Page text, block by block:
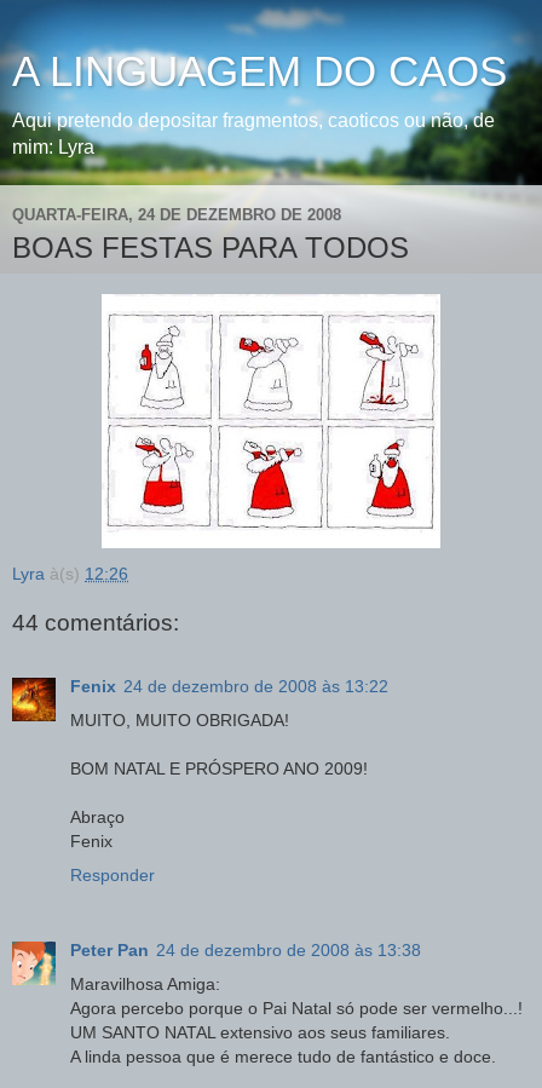
A LINGUAGEM DO CAOS
Aqui pretendo depositar fragmentos, caoticos ou não, de
mim: Lyra
QUARTA-FEIRA, 24 DE DEZEMBRO DE 2008
BOAS FESTAS PARA TODOS
Lyra à(s) 12:26
44 comentários:
Fenix 24 de dezembro de 2008 às 13:22
MUITO, MUITO OBRIGADA!
BOM NATAL E PRÓSPERO ANO 2009!
Abraço
Fenix
Responder
Peter Pan 24 de dezembro de 2008 às 13:38
Maravilhosa Amiga:
Agora percebo porque o Pai Natal só pode ser vermelho...!
UM SANTO NATAL extensivo aos seus familiares.
A linda pessoa que é merece tudo de fantástico e doce.